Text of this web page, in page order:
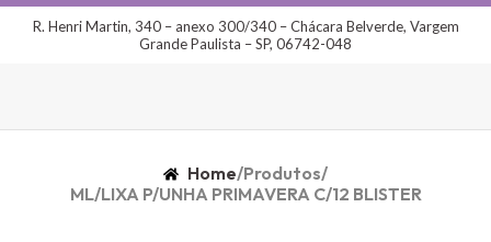
R. Henri Martin, 340 – anexo 300/340 – Chácara Belverde, Vargem
Grande Paulista – SP, 06742-048
Home/Produtos/
ML/LIXA P/UNHA PRIMAVERA C/12 BLISTER